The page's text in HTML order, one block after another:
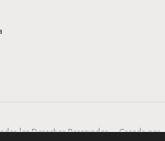
los Derechos Reservados – Creada por